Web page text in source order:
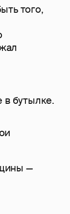
того,
в бутылке.
—